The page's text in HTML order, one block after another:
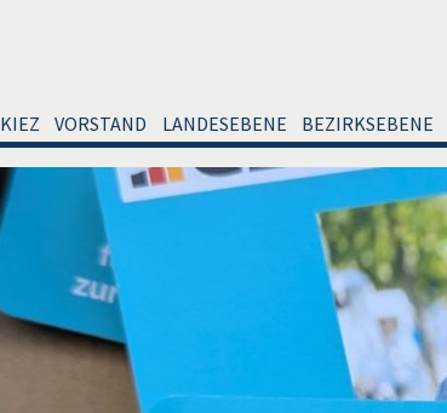
KIEZ VORSTAND LANDESEBENE BEZIRKSEBENE